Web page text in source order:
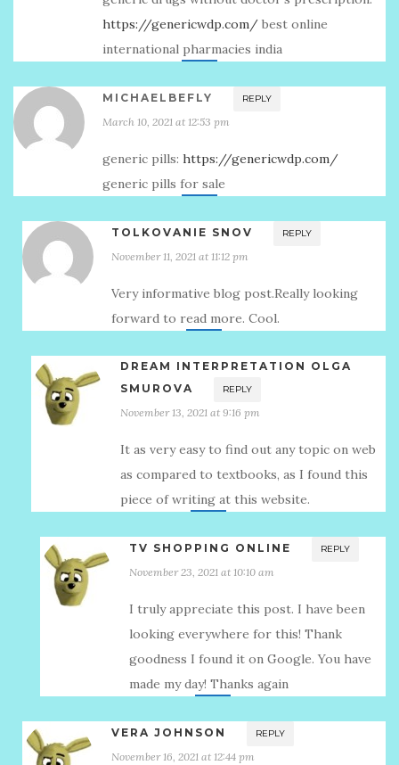
https://genericwdp.com/ best online
international pharmacies india
MICHAELBEFLY REPLY
March 10, 2021 at 12:53 pm
generic pills: https://genericwdp.com/
generic pills for sale
TOLKOVANIE SNOV REPLY
November 11, 2021 at 11:12 pm
Very informative blog post.Really looking
forward to read more. Cool.
DREAM INTERPRETATION OLGA
SMUROVA
REPLY
November 13, 2021 at 9:16 pm
It as very easy to find out any topic on web
as compared to textbooks, as I found this
piece of writing at this website.
TV SHOPPING ONLINE REPLY
November 23, 2021 at 10:10 am
I truly appreciate this post. I have been
looking everywhere for this! Thank
goodness I found it on Google. You have
made my day! Thanks again
VERA JOHNSON REPLY
November 16, 2021 at 12:44 pm